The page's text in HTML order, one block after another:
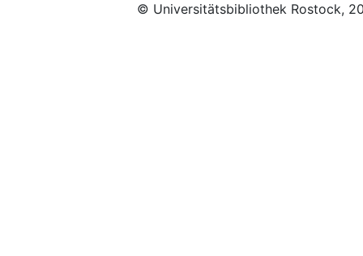
© Universitätsbibliothek Rostock,